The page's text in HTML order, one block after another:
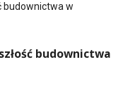
budownictwa